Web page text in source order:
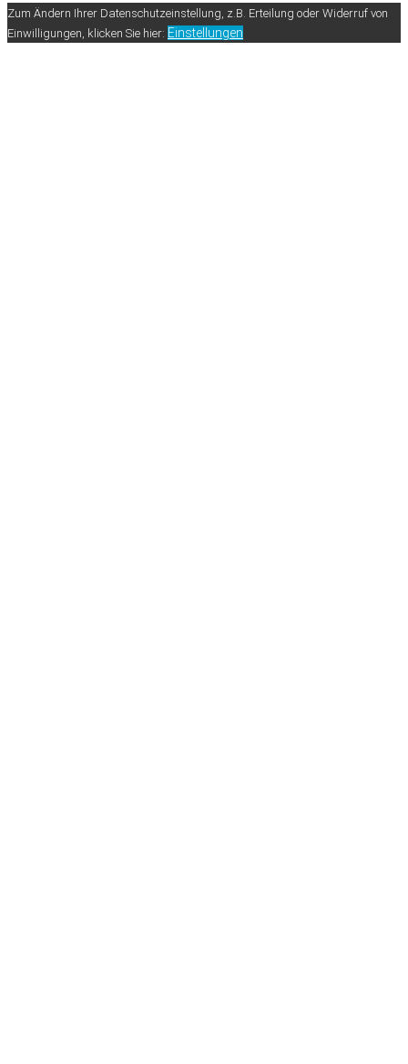
Zum Ändern Ihrer Datenschutzeinstellung, z.B. Erteilung oder Widerruf von
Einwilligungen, klicken Sie hier: Einstellungen